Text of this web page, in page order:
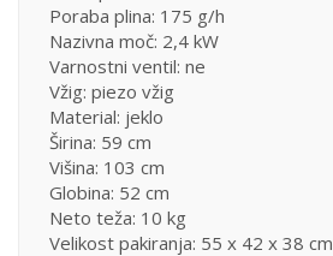
Poraba plina: 175 g/h
Nazivna moč: 2,4 kW
Varnostni ventil: ne
Vžig: piezo vžig
Material: jeklo
Širina: 59 cm
Višina: 103 cm
Globina: 52 cm
Neto teža: 10 kg
Velikost pakiranja: 55 x 42 x 38 cm